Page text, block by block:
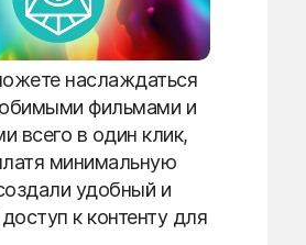
наслаждаться
фильмами и
всего в один клик,
минимальную
удобный и
к контенту для